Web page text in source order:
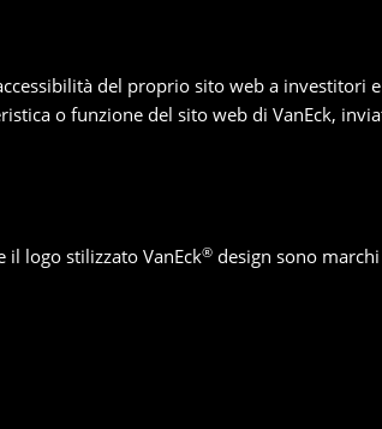
del proprio sito web a
o funzione del sito web di VanEck,
il logo stilizzato VanEck® design sono